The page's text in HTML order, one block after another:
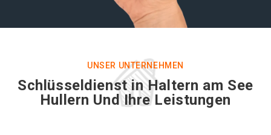
UNSER UNTERNEHMEN
Schlüsseldienst in Haltern am See
Hullern Und Ihre Leistungen